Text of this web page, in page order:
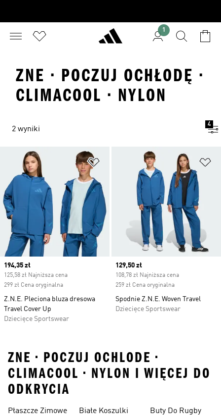
1
ZNE · POCZUJ OCHŁODĘ ·
CLIMACOOL · NYLON
2 wyniki
4
Dodaj do listy życzeń
Current price
194,35 zł
125,58 zł Najniższa cena
299 zł Cena oryginalna
Z.N.E. Pleciona bluza dresowa
Travel Cover Up
Dziecięce Sportswear
Current price
129,50 zł
108,78 zł Najniższa cena
259 zł Cena oryginalna
Spodnie Z.N.E. Woven Travel
Dziecięce Sportswear
ZNE • POCZUJ OCHLODE •
CLIMACOOL • NYLON I WIĘCEJ DO
ODKRYCIA
Płaszcze Zimowe Białe Koszulki Buty Do Rugby